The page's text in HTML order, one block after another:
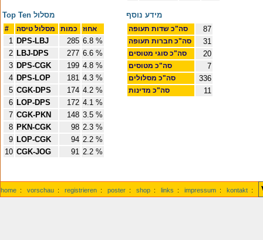
Top Ten מסלול
#
1 DPS-LBJ 285 6.8 %
2 LBJ-DPS 277 6.6 %
3 DPS-CGK 199 4.8 %
4 DPS-LOP 181 4.3 %
5 CGK-DPS 174 4.2 %
6 LOP-DPS 172 4.1 %
7 CGK-PKN 148 3.5 %
8 PKN-CGK 98 2.3 %
9 LOP-CGK 94 2.2 %
10 CGK-JOG 91 2.2 %
מידע נוסף
סה"כ שדות תעופה 87
31
סה"כ סוגי מטוסים 20
סה"כ מטוסים 7
סה"כ מסלולים 336
סה"כ מדינות 11
home : vorschau : registrieren : poster : shop : links : impressum : kontakt :